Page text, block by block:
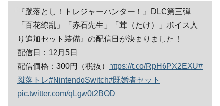
『蹴落とし！トレジャーハンター！』DLC第三弾
「百花繚乱」「赤石先生」「茸（たけ）」ボイス入
り追加セット装備』の配信日が決まりました！
配信日：12月5日
配信価格：300円（税抜）
https://t.co/RpH6PX2EXU#
蹴落トレ#NintendoSwitch#既婚者セット
pic.twitter.com/qLgw0t2BOD